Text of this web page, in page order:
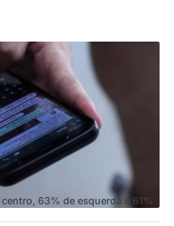
63% de esquerda e 61%